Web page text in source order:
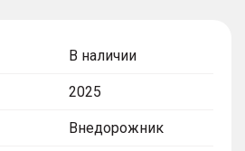
В наличии
2025
Внедорожник